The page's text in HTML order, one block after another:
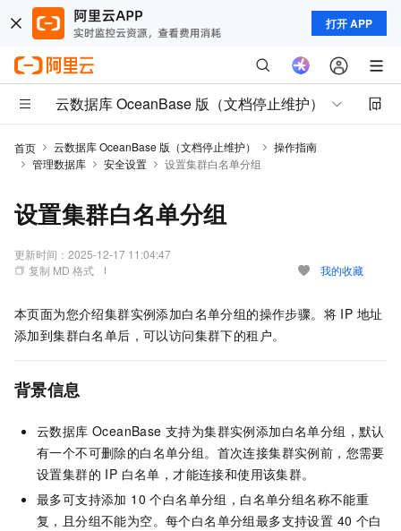
打开 APP
云数据库 OceanBase 版（文档停止维护）
首页 云数据库 OceanBase 版（文档停止维护）
操作指南
管理数据库
安全设置 设置集群白名单分组
设置集群白名单分组
更新时间： 2025-12-17 11:04:47
复制 MD 格式
我的收藏
本页面为您介绍集群实例添加白名单分组的操作步骤。将 IP 地址
添加到集群白名单后，可以访问集群下的租户。
背景信息
云数据库 OceanBase 支持为集群实例添加白名单分组，默认
有一个不可删除的白名单分组。首次连接集群实例前，您需要
设置集群的 IP 白名单，才能连接和使用该集群。
最多可支持添加 10 个白名单分组，白名单分组名称不能重
复，且分组不能为空。每个白名单分组最多支持设置 40 个白